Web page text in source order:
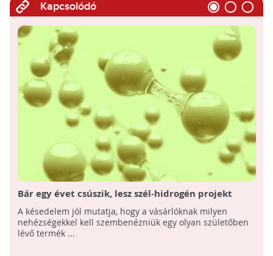
Kapcsolódó
Bár egy évet csúszik, lesz szél-hidrogén projekt
Kanadában
A késedelem jól mutatja, hogy a vásárlóknak milyen
nehézségekkel kell szembenézniük egy olyan születőben
lévő termék ...